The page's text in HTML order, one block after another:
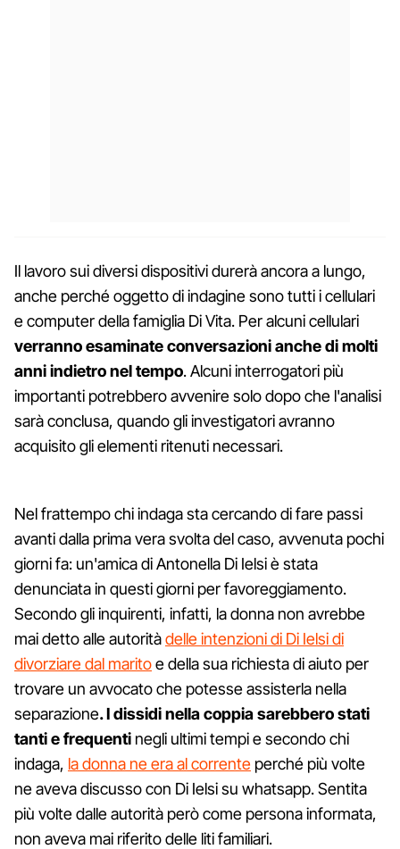
Il lavoro sui diversi dispositivi durerà ancora a lungo,
anche perché oggetto di indagine sono tutti i cellulari
e computer della famiglia Di Vita. Per alcuni cellulari
verranno esaminate conversazioni anche di molti
anni indietro nel tempo. Alcuni interrogatori più
importanti potrebbero avvenire solo dopo che l'analisi
sarà conclusa, quando gli investigatori avranno
acquisito gli elementi ritenuti necessari.
Nel frattempo chi indaga sta cercando di fare passi
avanti dalla prima vera svolta del caso, avvenuta pochi
giorni fa: un'amica di Antonella Di Ielsi è stata
denunciata in questi giorni per favoreggiamento.
Secondo gli inquirenti, infatti, la donna non avrebbe
mai detto alle autoritàdelle intenzioni di Di Ielsi di
divorziare dal maritoe della sua richiesta di aiuto per
trovare un avvocato che potesse assisterla nella
separazione. I dissidi nella coppia sarebbero stati
tanti e frequenti negli ultimi tempi e secondo chi
indaga, la donna ne era al corrente perché più volte
ne aveva discusso con Di Ielsi su whatsapp. Sentita
più volte dalle autorità però come persona informata,
non aveva mai riferito delle liti familiari.